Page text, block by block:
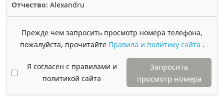
Отчество: Alexandru
Прежде чем запросить просмотр номера телефона,
пожалуйста, прочитайте Правила и политику сайта .
Я согласен с правилами и
политикой сайта
Запросить
просмотр номера